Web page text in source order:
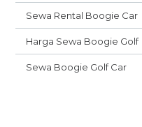
Sewa Rental Boogie Car
Harga Sewa Boogie Golf
Sewa Boogie Golf Car